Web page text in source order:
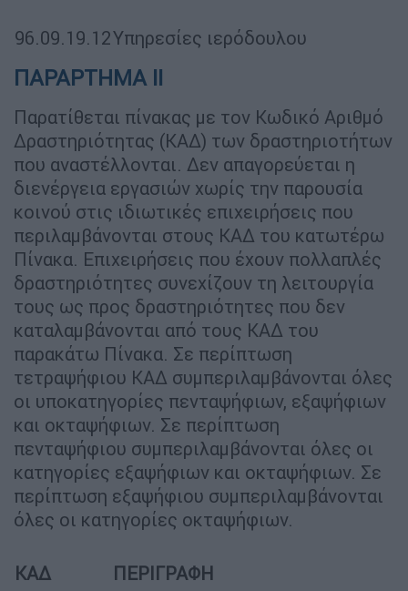
96.09.19.12Υπηρεσίες ιερόδουλου
ΠΑΡΑΡΤΗΜΑ ΙΙ
Παρατίθεται πίνακας με τον Κωδικό Αριθμό
Δραστηριότητας (ΚΑΔ) των δραστηριοτήτων
που αναστέλλονται. Δεν απαγορεύεται η
διενέργεια εργασιών χωρίς την παρουσία
κοινού στις ιδιωτικές επιχειρήσεις που
περιλαμβάνονται στους ΚΑΔ του κατωτέρω
Πίνακα. Επιχειρήσεις που έχουν πολλαπλές
δραστηριότητες συνεχίζουν τη λειτουργία
τους ως προς δραστηριότητες που δεν
καταλαμβάνονται από τους ΚΑΔ του
παρακάτω Πίνακα. Σε περίπτωση
τετραψήφιου ΚΑΔ συμπεριλαμβάνονται όλες
οι υποκατηγορίες πενταψήφιων, εξαψήφιων
και οκταψήφιων. Σε περίπτωση
πενταψήφιου συμπεριλαμβάνονται όλες οι
κατηγορίες εξαψήφιων και οκταψήφιων. Σε
περίπτωση εξαψήφιου συμπεριλαμβάνονται
όλες οι κατηγορίες οκταψήφιων.
ΚΑΔ ΠΕΡΙΓΡΑΦΗ